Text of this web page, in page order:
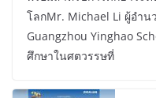
โลกMr. Michael Li ผู้อำ
Guangzhou Yinghao
ศึกษาในศตวรรษที่